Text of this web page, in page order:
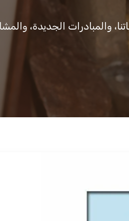
والمبادرات الجديدة،